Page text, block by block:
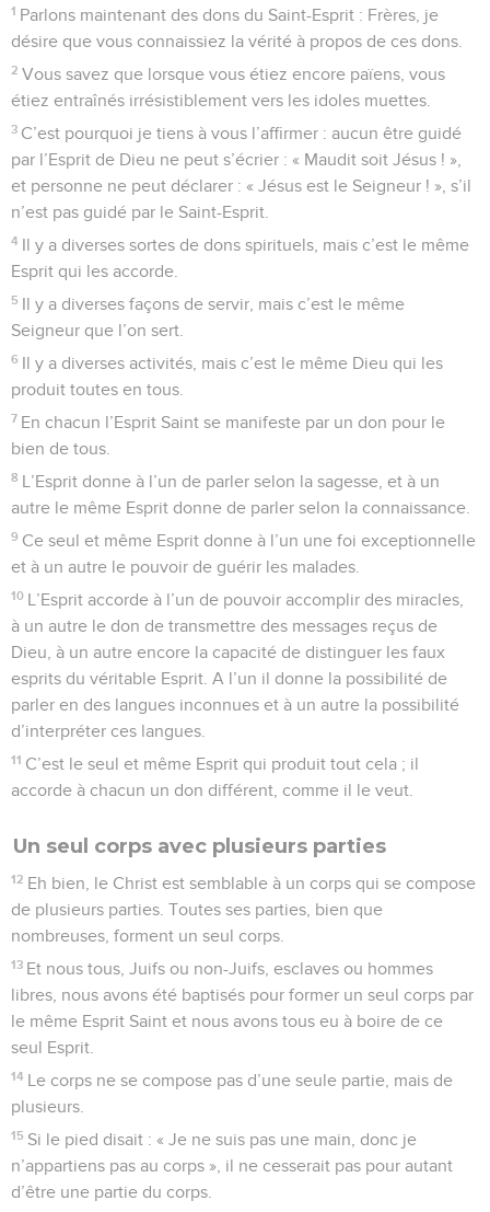
1 Parlons maintenant des dons du Saint-Esprit : Frères, je
désire que vous connaissiez la vérité à propos de ces dons.
2 Vous savez que lorsque vous étiez encore païens, vous
étiez entraînés irrésistiblement vers les idoles muettes.
3 C’est pourquoi je tiens à vous l’affirmer : aucun être guidé
par l’Esprit de Dieu ne peut s’écrier : « Maudit soit Jésus ! »,
et personne ne peut déclarer : « Jésus est le Seigneur ! », s’il
n’est pas guidé par le Saint-Esprit.
4 Il y a diverses sortes de dons spirituels, mais c’est le même
Esprit qui les accorde.
5 Il y a diverses façons de servir, mais c’est le même
Seigneur que l’on sert.
6 Il y a diverses activités, mais c’est le même Dieu qui les
produit toutes en tous.
7 En chacun l’Esprit Saint se manifeste par un don pour le
bien de tous.
8 L’Esprit donne à l’un de parler selon la sagesse, et à un
autre le même Esprit donne de parler selon la connaissance.
9 Ce seul et même Esprit donne à l’un une foi exceptionnelle
et à un autre le pouvoir de guérir les malades.
10 L’Esprit accorde à l’un de pouvoir accomplir des miracles,
à un autre le don de transmettre des messages reçus de
Dieu, à un autre encore la capacité de distinguer les faux
esprits du véritable Esprit. A l’un il donne la possibilité de
parler en des langues inconnues et à un autre la possibilité
d’interpréter ces langues.
11 C’est le seul et même Esprit qui produit tout cela ; il
accorde à chacun un don différent, comme il le veut.
Un seul corps avec plusieurs parties
12 Eh bien, le Christ est semblable à un corps qui se compose
de plusieurs parties. Toutes ses parties, bien que
nombreuses, forment un seul corps.
13 Et nous tous, Juifs ou non-Juifs, esclaves ou hommes
libres, nous avons été baptisés pour former un seul corps par
le même Esprit Saint et nous avons tous eu à boire de ce
seul Esprit.
14 Le corps ne se compose pas d’une seule partie, mais de
plusieurs.
15 Si le pied disait : « Je ne suis pas une main, donc je
n’appartiens pas au corps », il ne cesserait pas pour autant
d’être une partie du corps.